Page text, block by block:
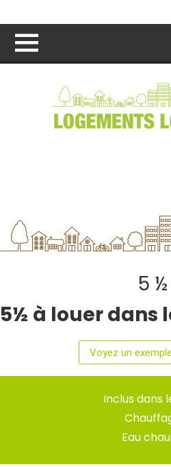
5 ½
5½ à louer dans
Voyez un
Inclus dans
Eau